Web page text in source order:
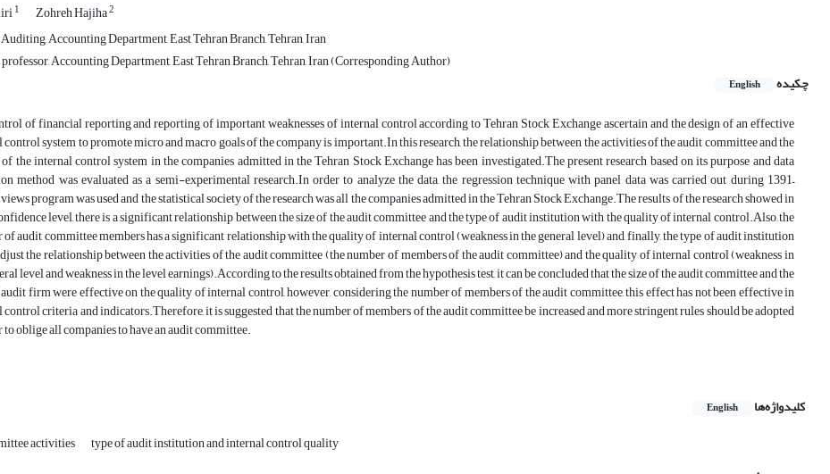
1 Zohreh Hajiha2
Accounting Department, East Tehran Branch, Tehran, Iran
Accounting Department, East Tehran Branch, Tehran, Iran (Corresponding Author)
چکیده
English
of financial reporting and reporting of important weaknesses of internal control according to Tehran Stock Exchange ascertain and the design of an effective
system to promote micro and macro goals of the company is important.In this research, the relationship between the activities of the audit committee and the
the internal control system in the companies admitted in the Tehran Stock Exchange has been investigated.The present research based on its purpose and data
method was evaluated as a semi-experimental research.In order to analyze the data, the regression technique with panel data was carried out during 1391–
program was used and the statistical society of the research was all the companies admitted in the Tehran Stock Exchange.The results of the research showed in
level, there is a significant relationship between the size of the audit committee and the type of audit institution with the quality of internal control.Also, the
audit committee members has a significant relationship with the quality of internal control (weakness in the general level) and, finally, the type of audit institution
the relationship between the activities of the audit committee (the number of members of the audit committee) and the quality of internal control (weakness in
level and weakness in the level earnings).According to the results obtained from the hypothesis test, it can be concluded that the size of the audit committee and the
firm were effective on the quality of internal control, however, considering the number of members of the audit committee, this effect has not been effective in
criteria and indicators.Therefore, it is suggested that the number of members of the audit committee be increased and more stringent rules should be adopted
oblige all companies to have an audit committee.
کلیدواژه‌ها English
activities type of audit institution and internal control quality